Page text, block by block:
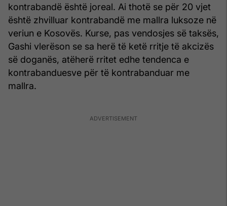
kontrabandë është joreal. Ai thotë se për 20 vjet
është zhvilluar kontrabandë me mallra luksoze në
veriun e Kosovës. Kurse, pas vendosjes së taksës,
Gashi vlerëson se sa herë të ketë rritje të akcizës
së doganës, atëherë rritet edhe tendenca e
kontrabanduesve për të kontrabanduar me
mallra.